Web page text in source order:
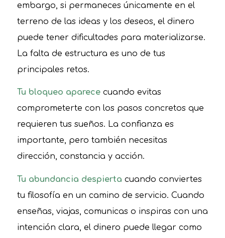
embargo, si permaneces únicamente en el
terreno de las ideas y los deseos, el dinero
puede tener dificultades para materializarse.
La falta de estructura es uno de tus
principales retos.
Tu bloqueo aparececuando evitas
comprometerte con los pasos concretos que
requieren tus sueños. La confianza es
importante, pero también necesitas
dirección, constancia y acción.
Tu abundancia despierta cuando conviertes
tu filosofía en un camino de servicio. Cuando
enseñas, viajas, comunicas o inspiras con una
intención clara, el dinero puede llegar como